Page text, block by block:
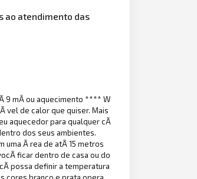
ao atendimento das
9 mÂ ou aquecimento **** W
vel de calor que quiser. Mais
aquecedor para qualquer cÃ
dos seus ambientes.
uma Ã rea de atÃ 15 metros
ficar dentro de casa ou do
possa definir a temperatura